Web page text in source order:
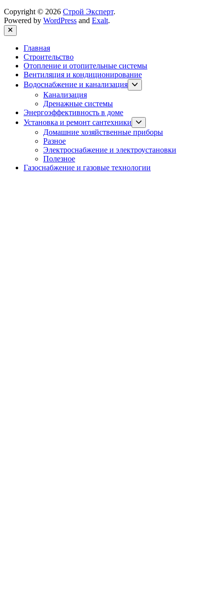
Copyright © 2026 Строй Эксперт.
Powered by WordPress and Exalt.
Close
Главная
Строительство
Отопление и отопительные системы
Вентиляция и кондиционирование
Водоснабжение и канализация
Show
sub
Канализация
Дренажные системы
Энергоэффективность в доме
Установка и ремонт сантехники
sub
menu
Домашние хозяйственные приборы
Разное
Электроснабжение и электроустановки
Полезное
Газоснабжение и газовые технологии